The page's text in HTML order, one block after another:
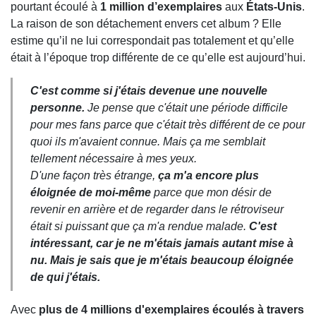
pourtant écoulé à 1 million d’exemplaires aux États-Unis.
La raison de son détachement envers cet album ? Elle
estime qu’il ne lui correspondait pas totalement et qu’elle
était à l’époque trop différente de ce qu’elle est aujourd’hui.
C'est comme si j'étais devenue une nouvelle
personne. Je pense que c'était une période difficile
pour mes fans parce que c'était très différent de ce pour
quoi ils m'avaient connue. Mais ça me semblait
tellement nécessaire à mes yeux.
D'une façon très étrange, ça m'a encore plus
éloignée de moi-même parce que mon désir de
revenir en arrière et de regarder dans le rétroviseur
était si puissant que ça m'a rendue malade. C'est
intéressant, car je ne m'étais jamais autant mise à
nu. Mais je sais que je m'étais beaucoup éloignée
de qui j'étais.
Avec plus de 4 millions d'exemplaires écoulés à travers